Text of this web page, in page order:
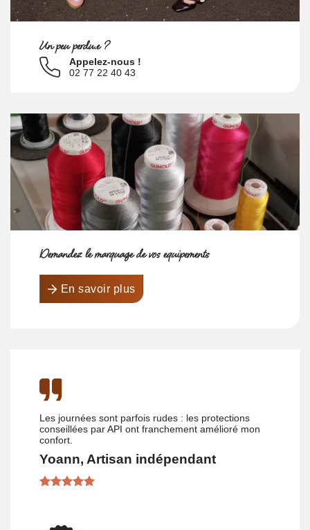
Un peu perdu.e ?
Appelez-nous !
02 77 22 40 43
Demandez le marquage de vos équipements
En savoir plus
Les journées sont parfois rudes : les protections
conseillées par API ont franchement amélioré mon
confort.
Yoann, Artisan indépendant